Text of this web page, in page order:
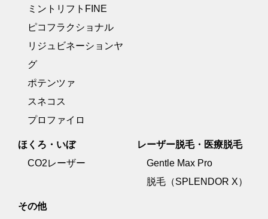
ミントリフトFINE
ピコフラクショナル
リジュビネーションヤ
グ
ポテンツァ
スネコス
プロファイロ
ほくろ・いぼ
CO2レーザー
レーザー脱毛・医療脱毛
Gentle Max Pro
脱毛（SPLENDOR X）
その他